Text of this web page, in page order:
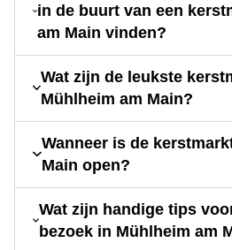
in de buurt van een
am Main vinden?
Wat zijn de leukste
Mühlheim am Main?
Wanneer is de
Main open?
Wat zijn handige tips
bezoek in Mühlheim am